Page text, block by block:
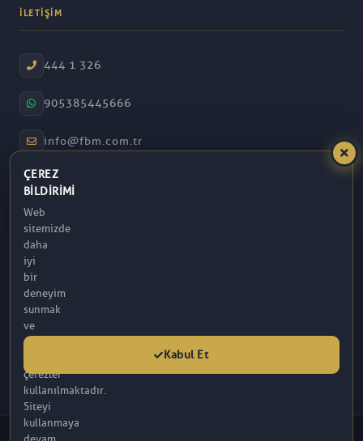
İLETIŞIM
444 1 326
905385445666
info@fbm.com.tr
08:30 – 17:30
Atakum / Samsun
© 2026 FBM. Tüm hakları saklıdır. İçerik, FBM (R) Tarafından
ÇEREZ
BILDIRIMI
Web
sitemizde
daha
iyi
bir
deneyim
sunmak
ve
analitik
çerezler
kullanılmaktadır.
Siteyi
kullanmaya
Kabul Et